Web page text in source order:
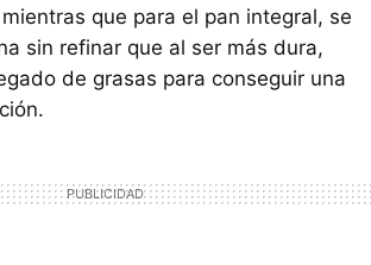
que para el pan integral, se
sin refinar que al ser más dura,
de grasas para conseguir una